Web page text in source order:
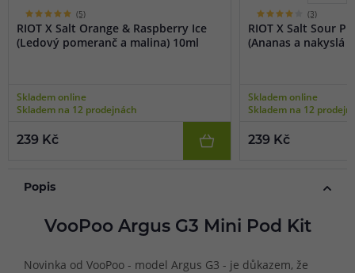
(5)
RIOT X Salt Orange & Raspberry Ice
(Ledový pomeranč a malina) 10ml
Skladem online
Skladem na 12 prodejnách
239 Kč
(3)
RIOT X Salt Sour
(Ananas a nakyslá
Skladem online
Skladem na 12
239 Kč
Popis
VooPoo Argus G3 Mini Pod Kit
Novinka od VooPoo - model Argus G3 - je důkazem, že